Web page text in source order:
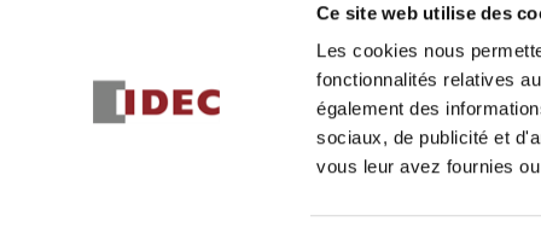
Ce site web utilise des
Les cookies nous
fonctionnalités relatives
également des
sociaux, de publicité et
vous leur avez fournies
Inscrivez-
Politique de confidentialité